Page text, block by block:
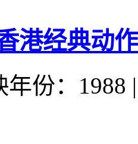
港经典动
年份：1988 |